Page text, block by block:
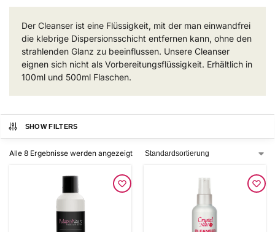
Der Cleanser ist eine Flüssigkeit, mit der man einwandfrei
die klebrige Dispersionsschicht entfernen kann, ohne den
strahlenden Glanz zu beeinflussen. Unsere Cleanser
eignen sich nicht als Vorbereitungsflüssigkeit. Erhältlich in
100ml und 500ml Flaschen.
SHOW FILTERS
Alle 8 Ergebnisse werden angezeigt